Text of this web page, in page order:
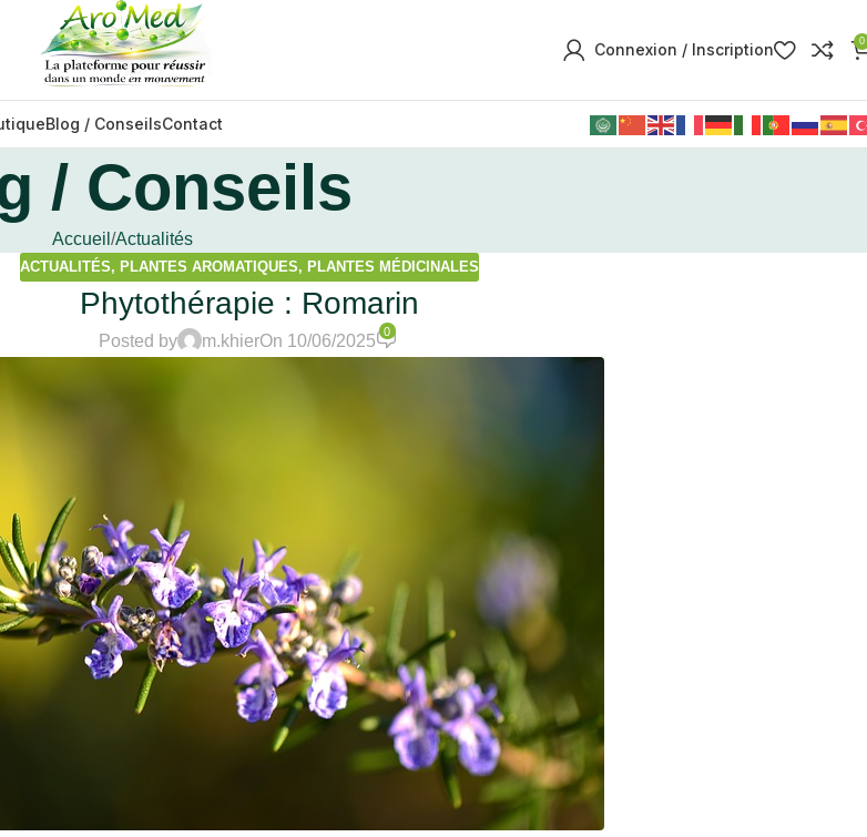
Connexion / Inscription 0
Blog / ConseilsContact
/ Conseils
Accueil Actualités
ACTUALITÉS, PLANTES AROMATIQUES, PLANTES MÉDICINALES
Phytothérapie : Romarin
Posted by m.khierOn 10/06/2025
0